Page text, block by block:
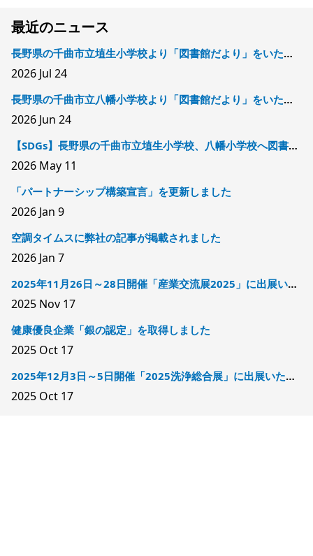
最近のニュース
長野県の千曲市立埴生小学校より「図書館だより」をいただきました
2026 Jul 24
長野県の千曲市立八幡小学校より「図書館だより」をいただきました
2026 Jun 24
【SDGs】長野県の千曲市立埴生小学校、八幡小学校へ図書を寄贈しました
2026 May 11
「パートナーシップ構築宣言」を更新しました
2026 Jan 9
空調タイムスに弊社の記事が掲載されました
2026 Jan 7
2025年11月26日～28日開催「産業交流展2025」に出展いたします
2025 Nov 17
健康優良企業「銀の認定」を取得しました
2025 Oct 17
2025年12月3日～5日開催「2025洗浄総合展」に出展いたします
2025 Oct 17